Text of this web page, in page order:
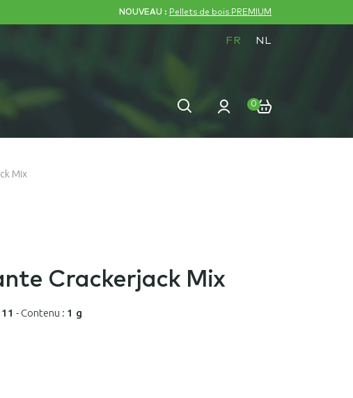
NOUVEAU : Pellets de bois PREMIUM
FR NL
Recherche
pour :
Recherche 0
Mix
Crackerjack Mix
- Contenu : 1 g